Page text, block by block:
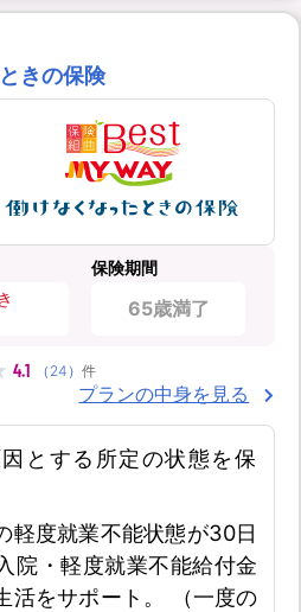
きの保険
保険期間
65歳満了
4.1 （ 24 ） 件
プランの中身を見る
とする所定の状態を保
軽度就業不能状態が30日
院・軽度就業不能給付金
活をサポート。 （一度の